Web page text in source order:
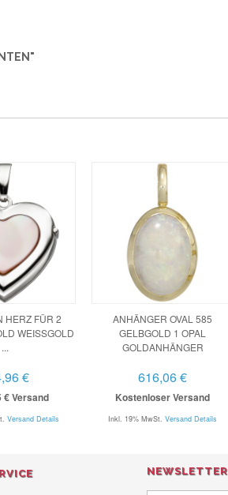
HERZ FÜR 2
WEISSGOLD .
..
€
€ Versand
Versand Details
ANHÄNGER OVAL 585
GELBGOLD 1 OPAL
GOLDANHÄNGER
616,06 €
Kostenloser Versand
Inkl. 19% MwSt. Versand Details
NEWSLETTER